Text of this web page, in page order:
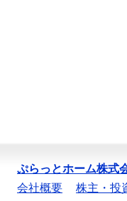
ぷらっとホーム株式
会社概要
株主・投